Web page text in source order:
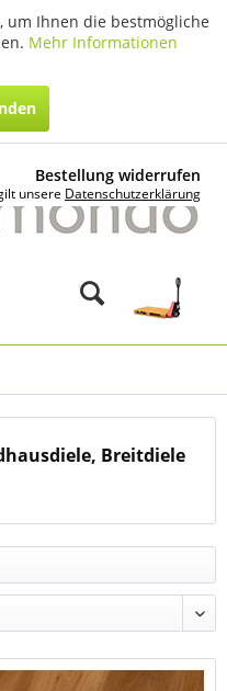
Breitdiele
Bestellung widerrufen
unsere Datenschutzerklärung
um Ihnen die bestmögliche
Mehr Informationen